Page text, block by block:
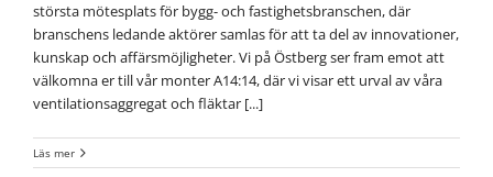
största mötesplats för bygg- och fastighetsbranschen, där
branschens ledande aktörer samlas för att ta del av innovationer,
kunskap och affärsmöjligheter. Vi på Östberg ser fram emot att
välkomna er till vår monter A14:14, där vi visar ett urval av våra
ventilationsaggregat och fläktar [...]
Läs mer